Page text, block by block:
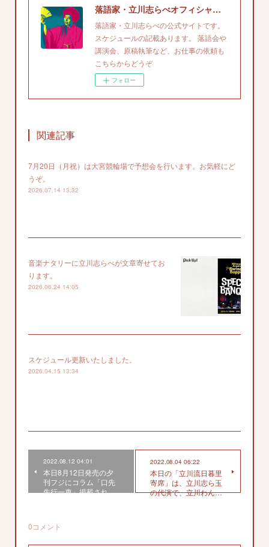
落語家・立川志らべオフィシャルサイト
落語家・立川志らべの公式サイトです。
スケジュールの記載あります。 落語会や
講演会、原稿執筆など、お仕事の依頼も
こちらからどうぞ
フォロー
関連記事
7月20日（月祝）は大宮競輪場で予想会を行います。お気軽にど
うぞ。
2026.07.14 13:32
音楽ナタリーに立川志らべが文章寄せてお
ります。
2026.06.24 14:05
スケジュール更新いたしました。
2026.04.15 13:34
2022.08.12 04:01
本日8月12日発売の夕
刊フジにコラム「口先
先行一車」掲載され…
2022.08.04 06:22
本日の「立川流日暮里
寄席」は、立川志ら玉
の代演で、立川わん…
0コメント